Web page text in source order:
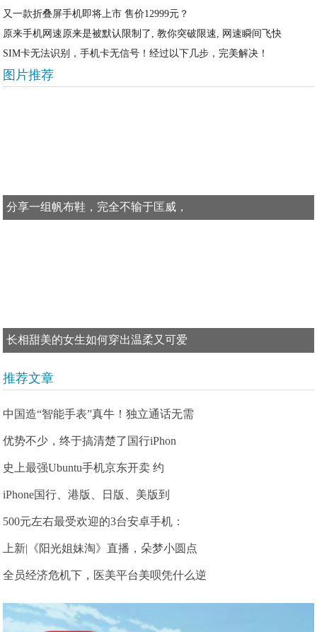
又一款折叠屏手机即将上市 售价12999元？
原来手机网速原来是被默认限制了, 教你突破限速, 网速瞬间飞快
SIM卡无法识别，手机卡无信号！经过以下几步，完美解决！
图片推荐
分享一组帆布鞋，完全不输于匡威，
长相甜美的女生如何穿出温柔又可爱
推荐文章
中国造“智能手表”真牛！独立通话无需
优势不少，终于搞清楚了国行iPhon
史上最强Ubuntu手机京东开卖 约
iPhone国行、港版、日版、美版到
500元左右最受欢迎的3台安卓手机：
上新|《阳光姐妹淘》直播，朵梦小圆点
全员经济危机下，医美平台美呗凭什么逆